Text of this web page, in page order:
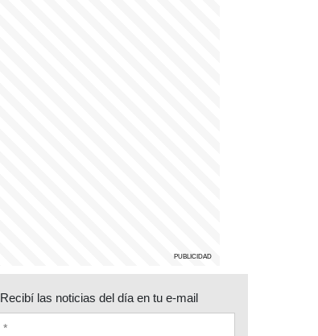
Recibí las noticias del día en tu e-mail